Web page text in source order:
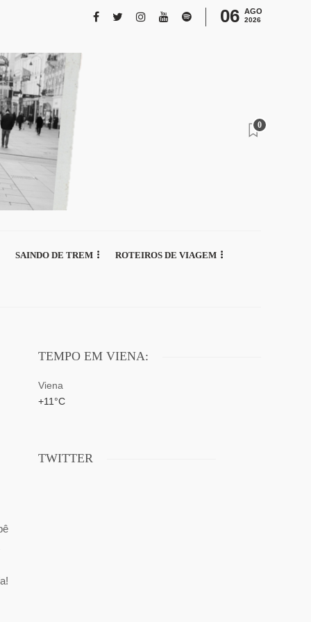
06 AGO
2026
0
SAINDO DE TREM ROTEIROS DE VIAGEM
TEMPO EM VIENA:
Viena
+11°C
TWITTER